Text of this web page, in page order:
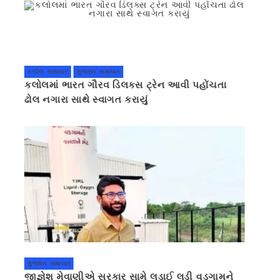
કલોલ સમાચાર ગુજરાત સમાચાર
કલોલમાં ભારત ગૌરવ ડિલક્સ ટ્રેન આવી પહોંચતા
ઢોલ નગારા સાથે સ્વાગત કરાયું
ગુજરાત સમાચાર
જીજ્ઞેશ મેવાણીએ સરકાર સામે લડાઈ લડી વડગામને